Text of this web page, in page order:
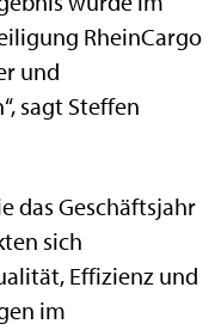
RheinCargo
und
sagt Steffen
das Geschäftsjahr
sich
Effizienz und
im